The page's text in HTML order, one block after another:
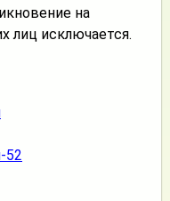
на
лиц исключается.
52